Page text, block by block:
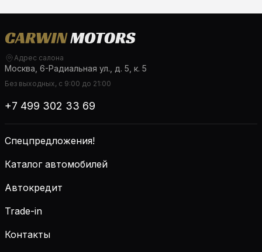
Адрес салона
Москва, 6-Радиальная ул., д. 5, к. 5
Без выходных, с 9:00 до 21:00
+7 499 302 33 69
Спецпредложения!
Каталог автомобилей
Автокредит
Trade-in
Контакты